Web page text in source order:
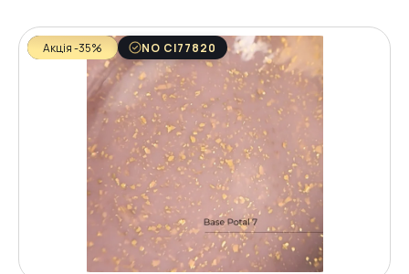
Акція -35% NO CI77820